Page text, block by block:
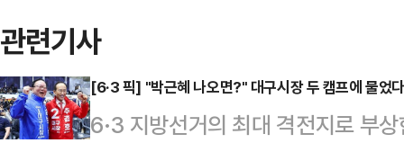
관련기사
[6·3 픽] "박근혜 나오면?" 대구시장 두 캠프에 물었
6·3 지방선거의 최대 격전지로 부